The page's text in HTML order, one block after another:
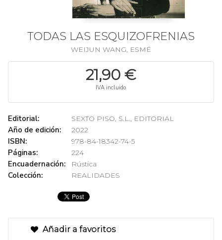
TODAS LAS ESQUIZOFRENIAS
WEIJUN WANG, ESMÉ
21,90 €
IVA incluido
Editorial: SEXTO PISO, S.L., EDITORIAL
Año de edición: 2022
ISBN: 978-84-18342-74-5
Páginas: 224
Encuadernación: Rústica
Colección: REALIDADES
Añadir a favoritos